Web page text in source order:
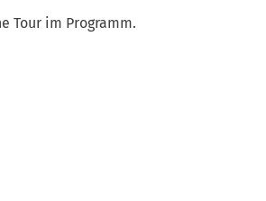
Tour im Programm.